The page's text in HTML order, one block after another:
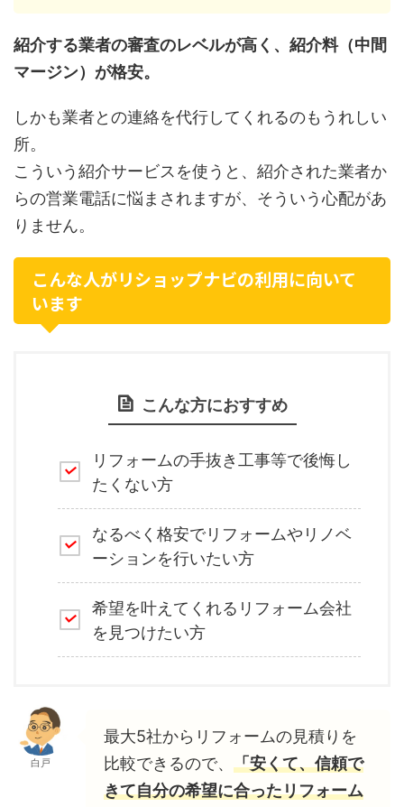
紹介する業者の審査のレベルが高く、紹介料（中間
マージン）が格安。
しかも業者との連絡を代行してくれるのもうれしい
所。
こういう紹介サービスを使うと、紹介された業者か
らの営業電話に悩まされますが、そういう心配があ
りません。
こんな人がリショップナビの利用に向いて
います
こんな方におすすめ
リフォームの手抜き工事等で後悔し
たくない方
なるべく格安でリフォームやリノベ
ーションを行いたい方
希望を叶えてくれるリフォーム会社
を見つけたい方
白戸
最大5社からリフォームの見積りを
比較できるので、 「安くて、信頼で
きて自分の希望に合ったリフォーム